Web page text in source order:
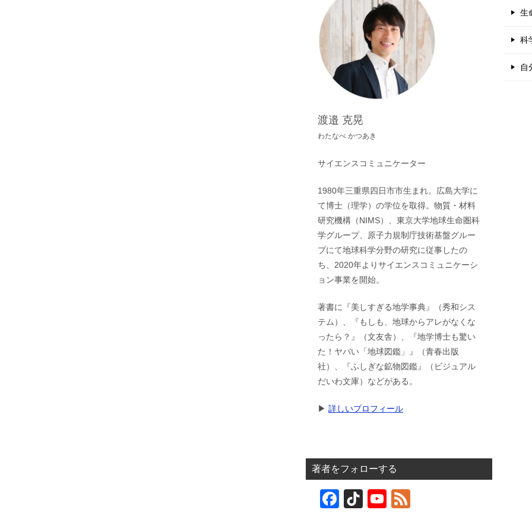
渡邉 克晃
わたなべ かつあき
サイエンスコミュニケーター
1980年三重県四日市市生まれ。広島大学に
て博士（理学）の学位を取得。物質・材料
研究機構（NIMS）、東京大学地球生命圏科
学グループ、原子力規制庁技術基盤グルー
プにて地球科学分野の研究に従事したの
ち、2020年よりサイエンスコミュニケーシ
ョン事業を開始。
著書に『美しすぎる地学事典』（秀和シス
テム）、『もしも、地球からアレがなくな
ったら？』（文友舎）、『地学博士も驚い
た！ヤバい「地球図鑑」』（青春出版
社）、『ふしぎな鉱物図鑑』（ビジュアル
だいわ文庫）などがある。
▶︎詳しいプロフィール
著者をフォローする
F
Ti
Y
生
科
自